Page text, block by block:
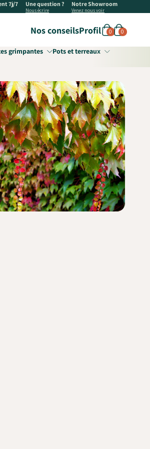
7j/7 Une question ?
Nous écrire
Notre Showroom
Venez nous voir
Nos conseilsProfil 0 0
grimpantes Pots et terreaux